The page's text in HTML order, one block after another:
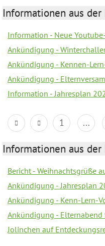
Informationen aus der
Information - Neue
Ankündigung -
Ankündigung - Kennen-
Ankündigung -
Information - Jahresplan
1 ...
Informationen aus
Bericht - Weihnachtsgrüße
Ankündigung - Jahresplan
Ankündigung - Kenn-Lern-
Ankündigung -
Jolinchen auf